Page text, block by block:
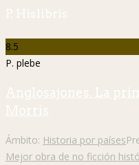
P. Hislibris
8.5
P. plebe
Anglosajones. La
Morris
Ámbito: Historia por países
Mejor obra de no ficción